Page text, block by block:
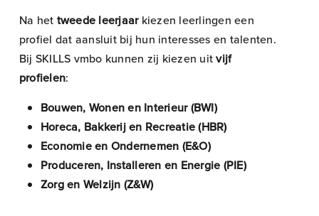
Na het tweede leerjaarkiezen leerlingen een
profiel dat aansluit bij hun interesses en talenten.
Bij SKILLS vmbo kunnen zij kiezen uitvijf
profielen:
Bouwen, Wonen en Interieur (BWI)
Horeca, Bakkerij en Recreatie (HBR)
Economie en Ondernemen (E&O)
Produceren, Installeren en Energie (PIE)
Zorg en Welzijn (Z&W)